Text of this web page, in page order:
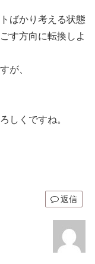
ばかり考える状態
す方向に転換しよ
が、
しくですね。
返信